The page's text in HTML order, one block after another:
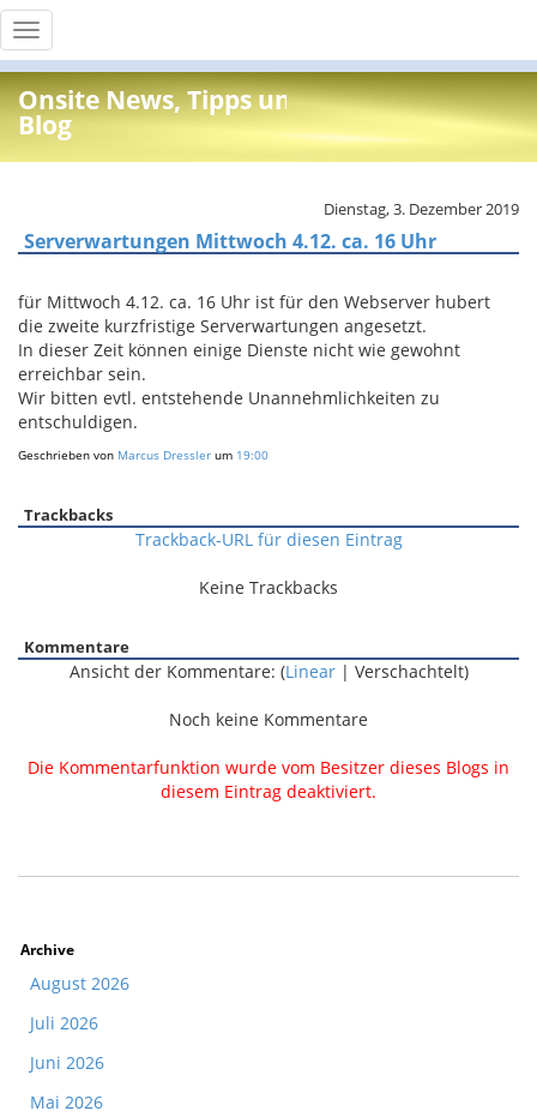
Toggle
navigation
Onsite News, Tipps und Info
Blog
Dienstag, 3. Dezember 2019
Serverwartungen Mittwoch 4.12. ca. 16 Uhr
für Mittwoch 4.12. ca. 16 Uhr ist für den Webserver hubert
die zweite kurzfristige Serverwartungen angesetzt.
In dieser Zeit können einige Dienste nicht wie gewohnt
erreichbar sein.
Wir bitten evtl. entstehende Unannehmlichkeiten zu
entschuldigen.
Geschrieben von Marcus Dressler um 19:00
Trackbacks
Trackback-URL für diesen Eintrag
Keine Trackbacks
Kommentare
Ansicht der Kommentare: (Linear| Verschachtelt)
Noch keine Kommentare
Die Kommentarfunktion wurde vom Besitzer dieses Blogs in
diesem Eintrag deaktiviert.
Archive
August 2026
Juli 2026
Juni 2026
Mai 2026